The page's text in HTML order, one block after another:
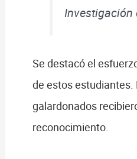
Investigación
Se destacó el
de estos
galardonados
reconocimiento.